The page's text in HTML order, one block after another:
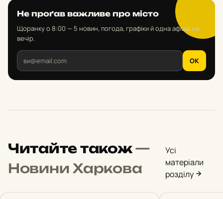
Не проґав важливе про місто
Щоранку о 8:00 — 5 новин, погода, графіки й одна афіша на
вечір.
OK
Читайте також—
Новини Харкова
Усі
матеріали
розділу